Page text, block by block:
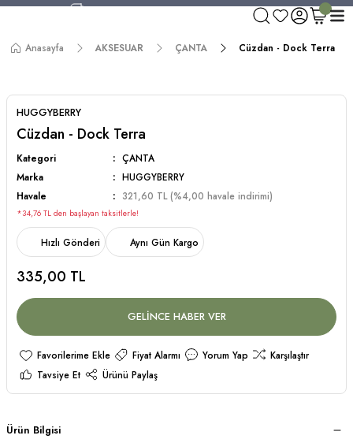
750 TL ve Üzeri Alışverişlerde Kargo Bedava!
Worldwide Shipping!
Anasayfa AKSESUAR ÇANTA Cüzdan - Dock Terra
HUGGYBERRY
Cüzdan - Dock Terra
Kategori
ÇANTA
Marka
HUGGYBERRY
Havale
321,60 TL (%4,00 havale indirimi)
*34,76 TL den başlayan taksitlerle!
Hızlı Gönderi Aynı Gün Kargo
335,00 TL
GELİNCE HABER VER
Fiyat Alarmı Yorum Yap
Karşılaştır
Tavsiye Et
Ürünü Paylaş
Ürün Bilgisi